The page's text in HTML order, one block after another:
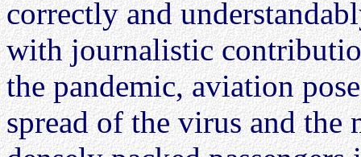
correctly and
with journalistic
the pandemic, aviation
spread of the virus and